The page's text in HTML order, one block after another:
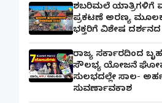
ಶಬರಿಮಲೆ ಯಾತ್ರಿಗಳಿಗೆ
ಪ್ರಕಟಣೆ ಅರಣ್ಯ
ಭಕ್ತರಿಗೆ ವಿಶೇಷ ದರ್ಶನದ
ರಾಜ್ಯ ಸರ್ಕಾರದಿಂದ
ಸೌಲಭ್ಯ ಯೋಜನೆ
ಸುಲಭದಲ್ಲೇ ಸಾಲ-
ಸುವರ್ಣಾವಕಾಶ